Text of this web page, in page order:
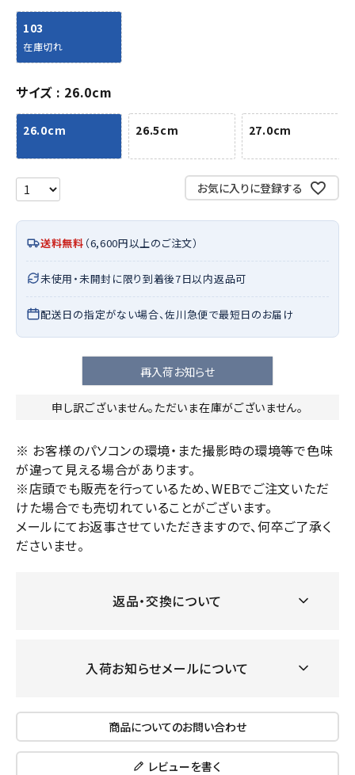
103
在庫切れ
サイズ 26.0cm
26.0cm 26.5cm 27.0cm
お気に入りに登録する
送料無料 （6,600円以上のご注文）
未使用・未開封に限り到着後7日以内返品可
配送日の指定がない場合、佐川急便で最短日のお届け
再入荷お知らせ
申し訳ございません。ただいま在庫がございません。
※ お客様のパソコンの環境・また撮影時の環境等で色味
が違って見える場合があります。
※店頭でも販売を行っているため、WEBでご注文いただ
けた場合でも売切れていることがございます。
メールにてお返事させていただきますので、何卒ご了承く
ださいませ。
返品・交換について
入荷お知らせメールについて
商品についてのお問い合わせ
レビューを書く